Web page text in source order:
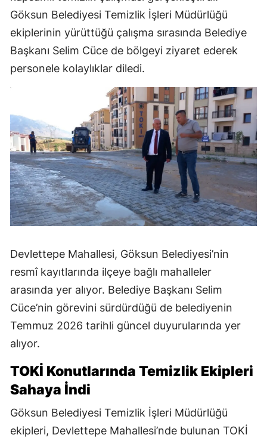
Göksun Belediyesi Temizlik İşleri Müdürlüğü
ekiplerinin yürüttüğü çalışma sırasında Belediye
Başkanı Selim Cüce de bölgeyi ziyaret ederek
personele kolaylıklar diledi.
Devlettepe Mahallesi, Göksun Belediyesi’nin
resmî kayıtlarında ilçeye bağlı mahalleler
arasında yer alıyor. Belediye Başkanı Selim
Cüce’nin görevini sürdürdüğü de belediyenin
Temmuz 2026 tarihli güncel duyurularında yer
alıyor.
TOKİ Konutlarında Temizlik Ekipleri
Sahaya İndi
Göksun Belediyesi Temizlik İşleri Müdürlüğü
ekipleri, Devlettepe Mahallesi’nde bulunan TOKİ